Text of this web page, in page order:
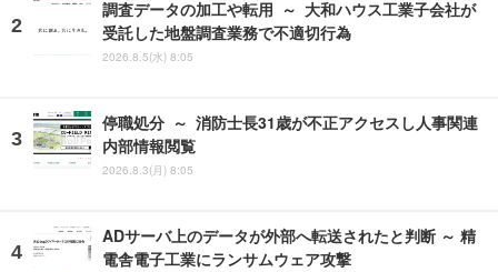
調査データの加工や転用 ～ 大和ハウス工業子会社が
受託した地盤調査業務で不適切行為
2026.8.5(水) 8:05
停職処分 ～ 消防士長31歳が不正アクセスし人事関連
内部情報閲覧
2026.8.3(月) 8:05
ADサーバ上のデータが外部へ転送されたと判断 ～ 精
電舎電子工業にランサムウェア攻撃